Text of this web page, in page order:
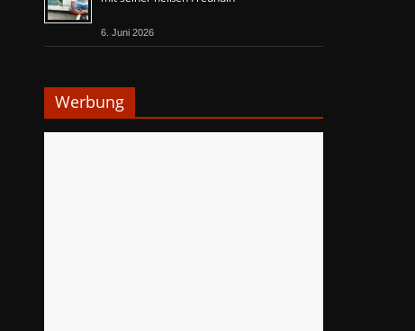
6. Juni 2026
Werbung